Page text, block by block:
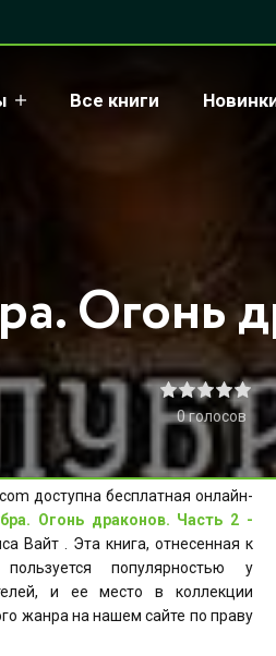
Все книги
0голосов
доступна бесплатная онлайн-
Огонь драконов. Часть 2 -
Вайт . Эта книга, отнесенная к
популярностью у
и ее место в коллекции
жанра на нашем сайте по праву